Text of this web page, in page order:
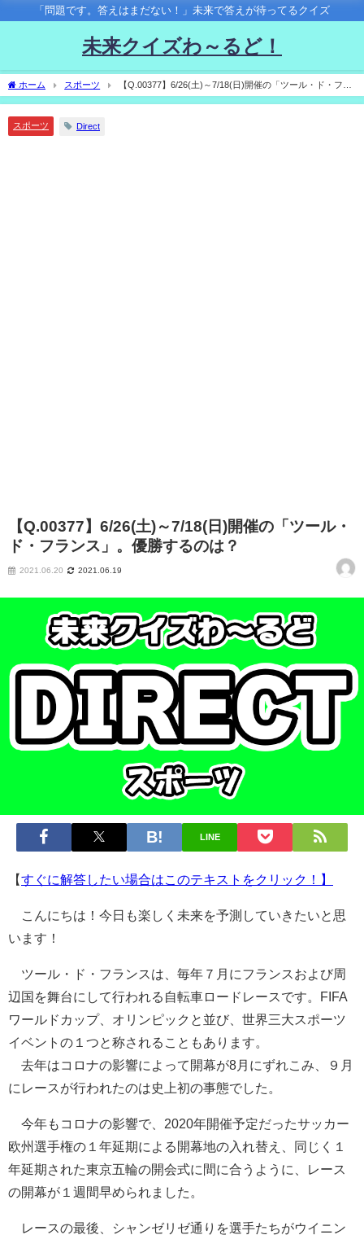
「問題です。答えはまだない！」未来で答えが待ってるクイズ
未来クイズわ～るど！
ホーム スポーツ
【Q.00377】6/26(土)～7/18(日)開催の「ツール・ド・フラ
ンス」。優勝するのは？
スポーツ Direct
【Q.00377】6/26(土)～7/18(日)開催の「ツール・
ド・フランス」。優勝するのは？
2021.06.20 2021.06.19
LINE
【すぐに解答したい場合はこのテキストをクリック！】
こんにちは！今日も楽しく未来を予測していきたいと思
います！
ツール・ド・フランスは、毎年７月にフランスおよび周
辺国を舞台にして行われる自転車ロードレースです。FIFA
ワールドカップ、オリンピックと並び、世界三大スポーツ
イベントの１つと称されることもあります。
去年はコロナの影響によって開幕が8月にずれこみ、９月
にレースが行われたのは史上初の事態でした。
今年もコロナの影響で、2020年開催予定だったサッカー
欧州選手権の１年延期による開幕地の入れ替え、同じく１
年延期された東京五輪の開会式に間に合うように、レース
の開幕が１週間早められました。
レースの最後、シャンゼリゼ通りを選手たちがウイニン